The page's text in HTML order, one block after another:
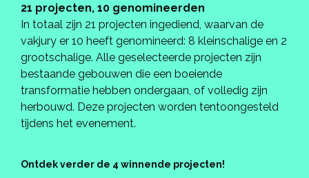
21 projecten, 10 genomineerden
In totaal zijn 21 projecten ingediend, waarvan de
vakjury er 10 heeft genomineerd: 8 kleinschalige en 2
grootschalige. Alle geselecteerde projecten zijn
bestaande gebouwen die een boeiende
transformatie hebben ondergaan, of volledig zijn
herbouwd. Deze projecten worden tentoongesteld
tijdens het evenement.
Ontdek verder de 4 winnende projecten!